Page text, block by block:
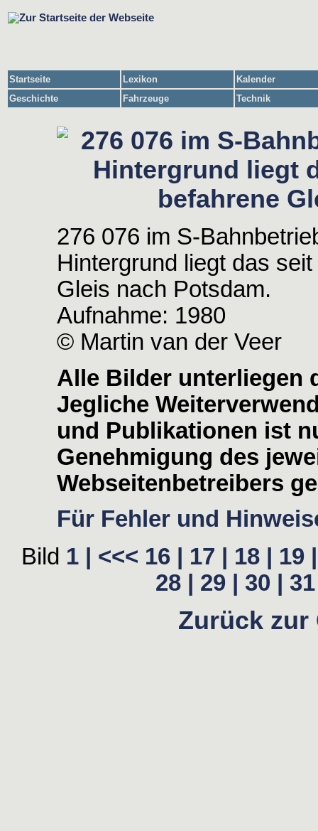
Startseite Lexikon
Kalender
Geschichte
Fahrzeuge Technik
276 076 im S-
Hintergrund liegt das
Gleis nach Potsdam.
Aufnahme: 1980
© Martin van der Veer
Alle Bilder unterliegen
Jegliche
und Publikationen ist
Genehmigung des
Webseitenbetreibers
Für Fehler und
Bild 1 | <<< 16 | 17 | 18 |
19 |
28 |
29 | 30 |
Zurück zur